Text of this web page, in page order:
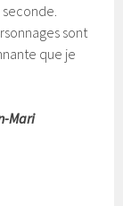
seconde.
sont
que je
Mari